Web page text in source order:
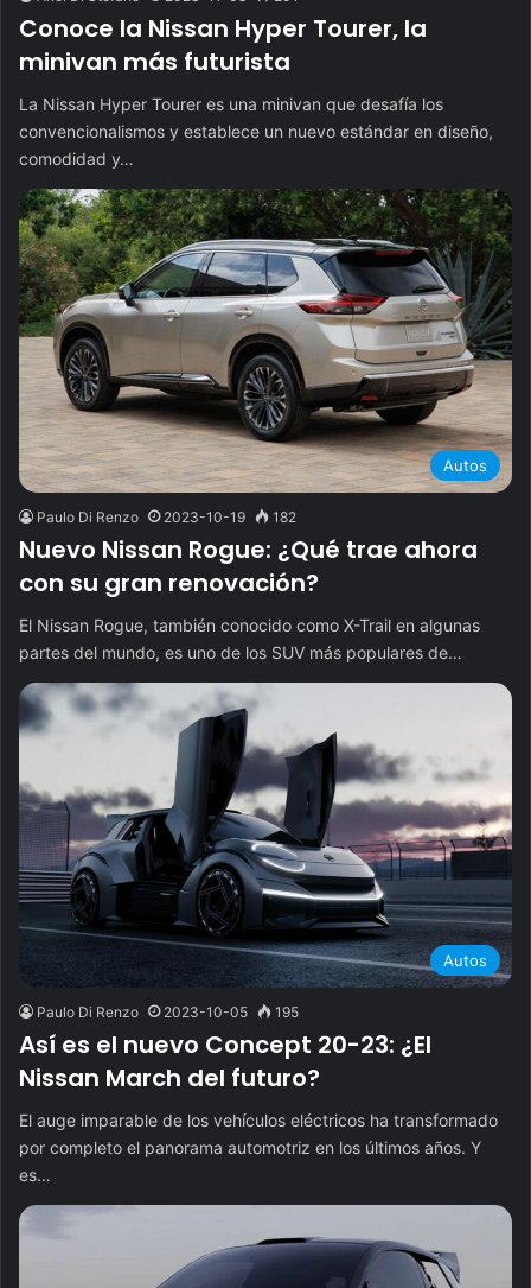
Conoce la Nissan Hyper Tourer, la
minivan más futurista
La Nissan Hyper Tourer es una minivan que desafía los
convencionalismos y establece un nuevo estándar en diseño,
comodidad y…
Autos
Paulo Di Renzo 2023-10-19 182
Nuevo Nissan Rogue: ¿Qué trae ahora
con su gran renovación?
El Nissan Rogue, también conocido como X-Trail en algunas
partes del mundo, es uno de los SUV más populares de…
Autos
Paulo Di Renzo 2023-10-05 195
Así es el nuevo Concept 20-23: ¿El
Nissan March del futuro?
El auge imparable de los vehículos eléctricos ha transformado
por completo el panorama automotriz en los últimos años. Y
es…